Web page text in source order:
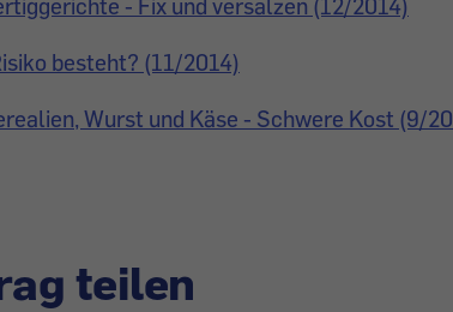
besteht? (11/2014)
Wurst und Käse - Schwere Kost (9/
teilen